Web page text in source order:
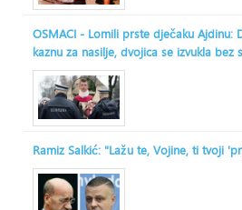
OSMACI - Lomili prste dječaku Ajdinu:
kaznu za nasilje, dvojica se izvukla bez
Ramiz Salkić: "Lažu te, Vojine, ti tvoji